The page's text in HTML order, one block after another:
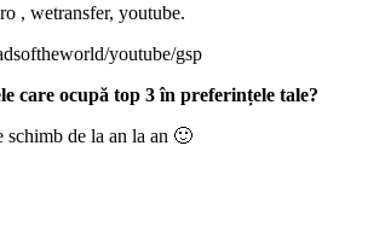
, wetransfer, youtube.
youtube/gsp
care ocupă top 3 în preferințele tale?
schimb de la an la an 🙂